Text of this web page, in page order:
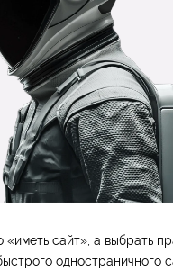
сайт», а выбрать
одностраничного